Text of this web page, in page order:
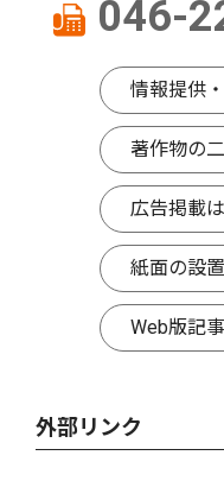
046-
情報提供
著作物の
広告掲載
紙面の設
Web版記
外部リンク